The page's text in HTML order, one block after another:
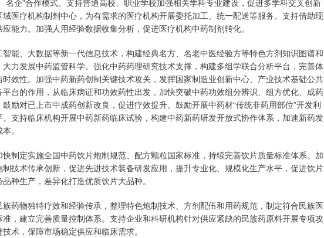
名企”合作模式。支持普通高校、职业学校加强相关学科专业建设，促进多学科交叉创新
医疗机构制剂中心，为有需求的医疗机构开展委托加工、统一配送等服务。支持借助现
能力。加强人用经验数据收集分析，促进医疗机构中药制剂转化。
、大数据等新一代信息技术，构建经典名方、名老中医经验方等特色方剂知识图谱和
力发展中药监管科学。强化中药药理研究技术支撑，构建多组学联合分析平台，完善体
效性。加强中药新药创制关键技术攻关，发挥国家制造业创新中心、产业技术基础公共
台的作用，从临床病证和功效药性出发，加快突破中药功效组分辨识、组方优化、成药
励对已上市中成药创新改良，促进疗效提升。鼓励开展中药材“传统非药用部位”开发利
支持临床机构开展中药新药临床试验，构建中药新药研发开放式协作体系，加速新药发
。
定实施全国中药饮片炮制规范、配方颗粒国家标准，持续完善饮片质量标准体系。加
技术传承创新，促进先进技术装备研发应用，提升专业化、规模化生产水平，促进饮片
种生产，差异化打造优质饮片大品种。
物独特疗效和经验传承，整理特色炮制技术、方剂配伍和用药规范，制定符合民族医
，建立完善质量控制体系。支持企业和科研机构针对供应紧缺的民族药原料开展专项攻
术，保障市场稳定供应和临床需求。